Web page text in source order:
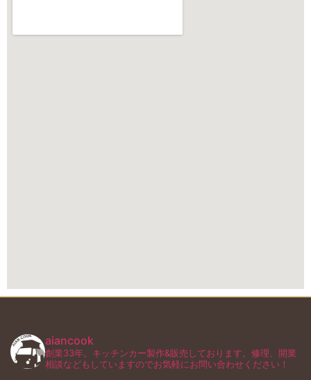
aiancook
創業33年。キッチンカー製作&販売しております。修理、開業
相談などもしていますのでお気軽にお問い合わせください！